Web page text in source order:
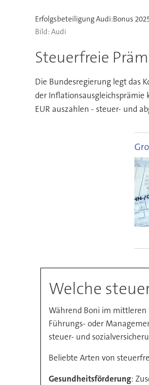
Audi
Steuerfreie
Die Bundesregierung legt das
der
EUR auszahlen - steuer- und
Welche
Während Boni im
Führungs- oder
steuer- und
Beliebte Arten von
Gesundheitsförderung: